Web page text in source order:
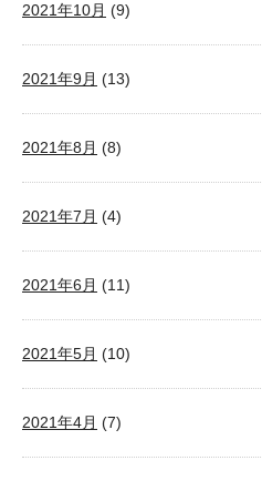
2021年10月 (9)
2021年9月 (13)
2021年8月 (8)
2021年7月 (4)
2021年6月 (11)
2021年5月 (10)
2021年4月 (7)